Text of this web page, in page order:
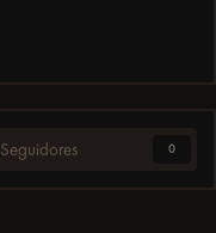
Seguidores 0